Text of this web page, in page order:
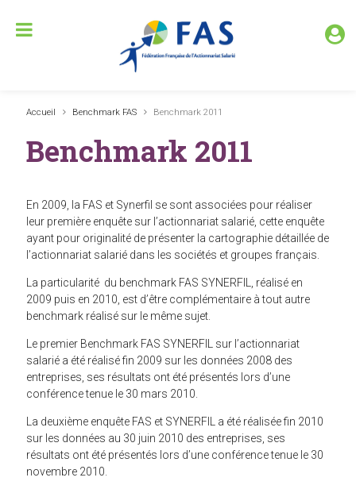
Accueil Benchmark FAS Benchmark 2011
Benchmark 2011
En 2009, la FAS et Synerfil se sont associées pour réaliser
leur première enquête sur l’actionnariat salarié, cette enquête
ayant pour originalité de présenter la cartographie détaillée de
l’actionnariat salarié dans les sociétés et groupes français.
La particularité du benchmark FAS SYNERFIL, réalisé en
2009 puis en 2010, est d’être complémentaire à tout autre
benchmark réalisé sur le même sujet.
Le premier Benchmark FAS SYNERFIL sur l’actionnariat
salarié a été réalisé fin 2009 sur les données 2008 des
entreprises, ses résultats ont été présentés lors d’une
conférence tenue le 30 mars 2010.
La deuxième enquête FAS et SYNERFIL a été réalisée fin 2010
sur les données au 30 juin 2010 des entreprises, ses
résultats ont été présentés lors d’une conférence tenue le 30
novembre 2010.